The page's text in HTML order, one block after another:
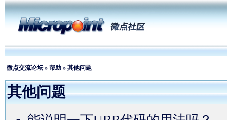
微点交流论坛 » 帮助 » 其他问题
其他问题